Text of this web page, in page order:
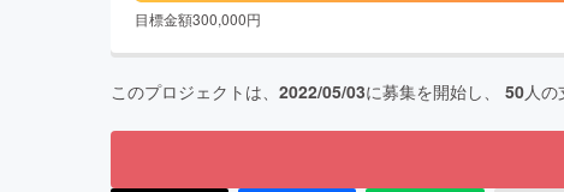
目標金額300,000円
このプロジェクトは、 2022/05/03に募集を開始し、 50人の